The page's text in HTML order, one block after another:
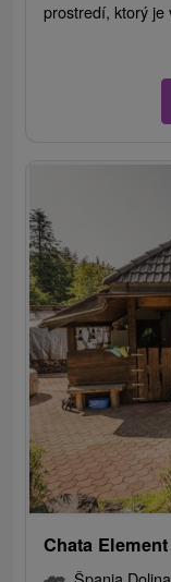
prostredí, ktorý je
Chata